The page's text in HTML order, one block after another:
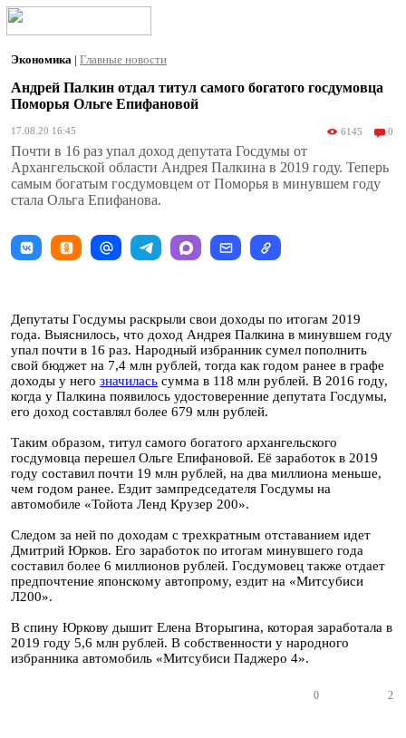
Экономика | Главные новости
Андрей Палкин отдал титул самого богатого госдумовца
Поморья Ольге Епифановой
17.08.20 16:45 6145 0
Почти в 16 раз упал доход депутата Госдумы от
Архангельской области Андрея Палкина в 2019 году. Теперь
самым богатым госдумовцем от Поморья в минувшем году
стала Ольга Епифанова.
Депутаты Госдумы раскрыли свои доходы по итогам 2019
года. Выяснилось, что доход Андрея Палкина в минувшем году
упал почти в 16 раз. Народный избранник сумел пополнить
свой бюджет на 7,4 млн рублей, тогда как годом ранее в графе
доходы у него значилась сумма в 118 млн рублей. В 2016 году,
когда у Палкина появилось удостоверенние депутата Госдумы,
его доход составлял более 679 млн рублей.
Таким образом, титул самого богатого архангельского
госдумовца перешел Ольге Епифановой. Её заработок в 2019
году составил почти 19 млн рублей, на два миллиона меньше,
чем годом ранее. Ездит зампредседателя Госдумы на
автомобиле «Тойота Ленд Крузер 200».
Следом за ней по доходам с трехкратным отставанием идет
Дмитрий Юрков. Его заработок по итогам минувшего года
составил более 6 миллионов рублей. Госдумовец также отдает
предпочтение японскому автопрому, ездит на «Митсубиси
Л200».
В спину Юркову дышит Елена Вторыгина, которая заработала в
2019 году 5,6 млн рублей. В собственности у народного
избранника автомобиль «Митсубиси Паджеро 4».
0 2